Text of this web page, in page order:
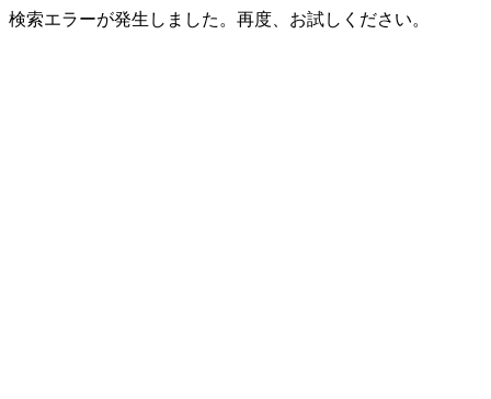
検索エラーが発生しました。再度、お試しください。